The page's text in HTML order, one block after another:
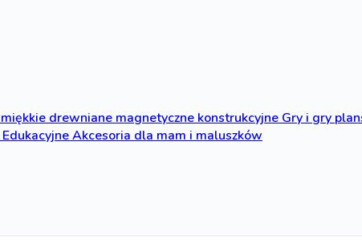
miękkiedrewnianemagnetycznekonstrukcyjneGry i gry
EdukacyjneAkcesoria dla mam i maluszków